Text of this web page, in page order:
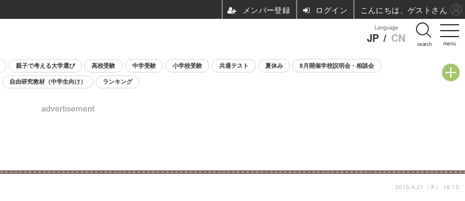
menu
Language
JP / CN search
親子で考える大学選び 高校受験 中学受験 小学校受験 共通テスト 夏休み 8月開催学校説明会・相談会
自由研究教材（中学生向け） ランキング
advertisement
2016.4.21（木） 18:15
ログイン こんにちは、ゲストさん